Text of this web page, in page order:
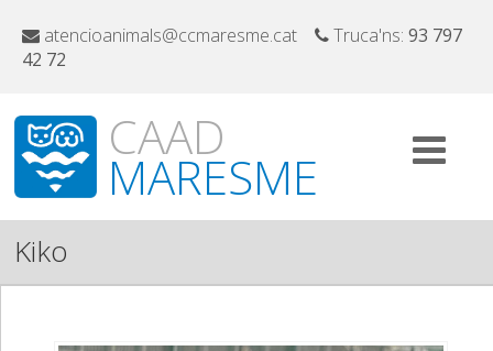
atencioanimals@ccmaresme.cat Truca'ns: 93 797
42 72
CAAD
MARESME
Kiko